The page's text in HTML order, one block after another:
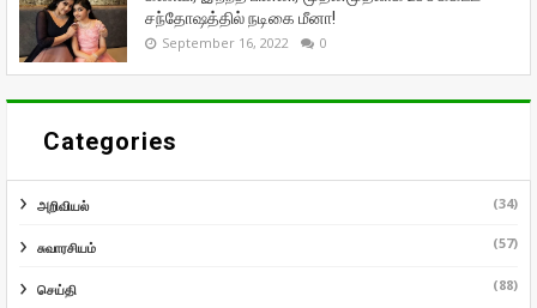
சந்தோஷத்தில் நடிகை மீனா!
September 16, 2022 0
Categories
அறிவியல் (34)
சுவாரசியம் (57)
செய்தி (88)